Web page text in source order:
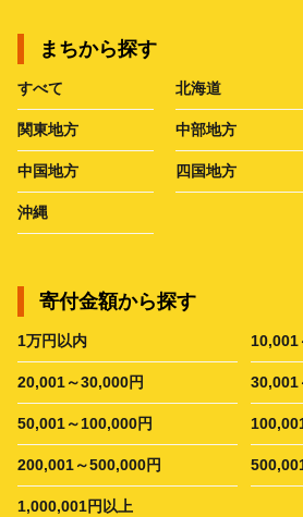
まちから探す
すべて 北海道
関東地方 中部地方
中国地方 四国地方
沖縄
寄付金額から探す
1万円以内 10,001
20,001～30,000円 30,001
50,001～100,000円
200,001～500,000円
1,000,001円以上